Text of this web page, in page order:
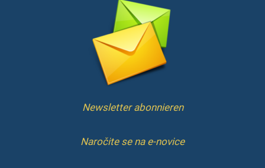
Newsletter abonnieren
Naročite se na e-novice